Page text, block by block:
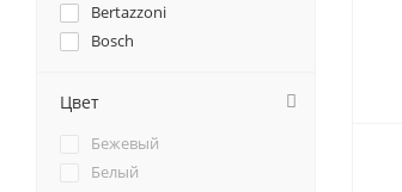
Bertazzoni
Bosch
Candy
Darina
De Dietrich
Цвет
Бежевый
Белый